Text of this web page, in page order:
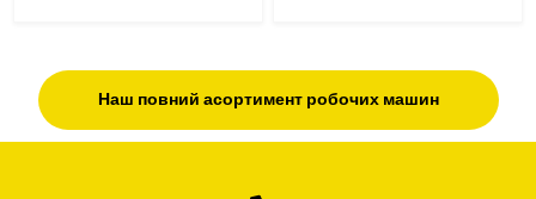
Наш повний асортимент робочих машин